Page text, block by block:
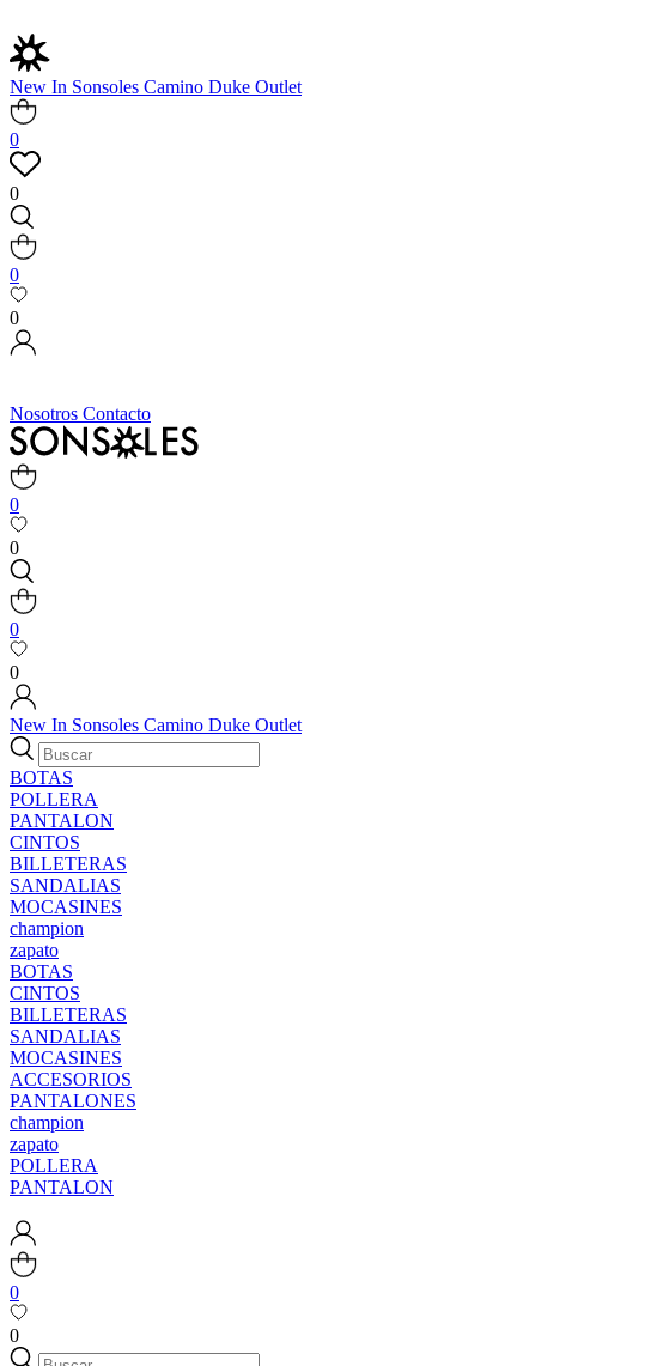
New In Sonsoles Camino Duke Outlet
0
0
0
0
Nosotros Contacto
0
0
0
0
New In Sonsoles Camino Duke Outlet
BOTAS
POLLERA
PANTALON
CINTOS
BILLETERAS
SANDALIAS
MOCASINES
champion
zapato
BOTAS
CINTOS
BILLETERAS
SANDALIAS
MOCASINES
ACCESORIOS
PANTALONES
champion
zapato
POLLERA
PANTALON
0
0